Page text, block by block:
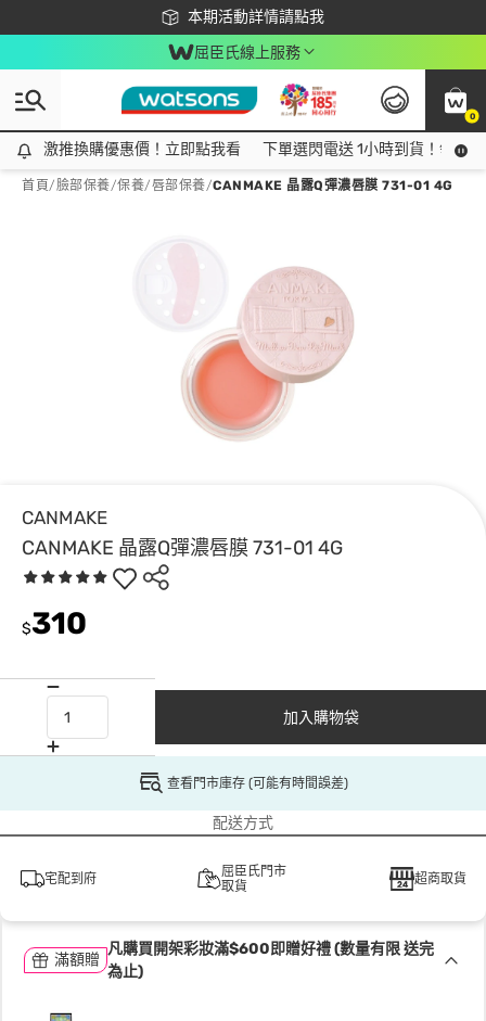
本期活動詳情請點我
下載app最高回饋$350
屈臣氏線上服務
0
激推換購優惠價！立即點我看
激推換購優惠價！立即點我看 下單選閃電送 1小時到貨！領神
首頁/臉部保養/保養/唇部保養/CANMAKE 晶露Q彈濃唇膜 731-01 4G
CANMAKE
CANMAKE 晶露Q彈濃唇膜 731-01 4G
$310
加入購物袋
查看門市庫存 (可能有時間誤差)
配送方式
宅配到府
屈臣氏門市
取貨
超商取貨
滿額贈
凡購買開架彩妝滿$600即贈好禮 (數量有限 送完
為止)